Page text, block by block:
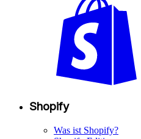
Shopify
Was ist Shopify?